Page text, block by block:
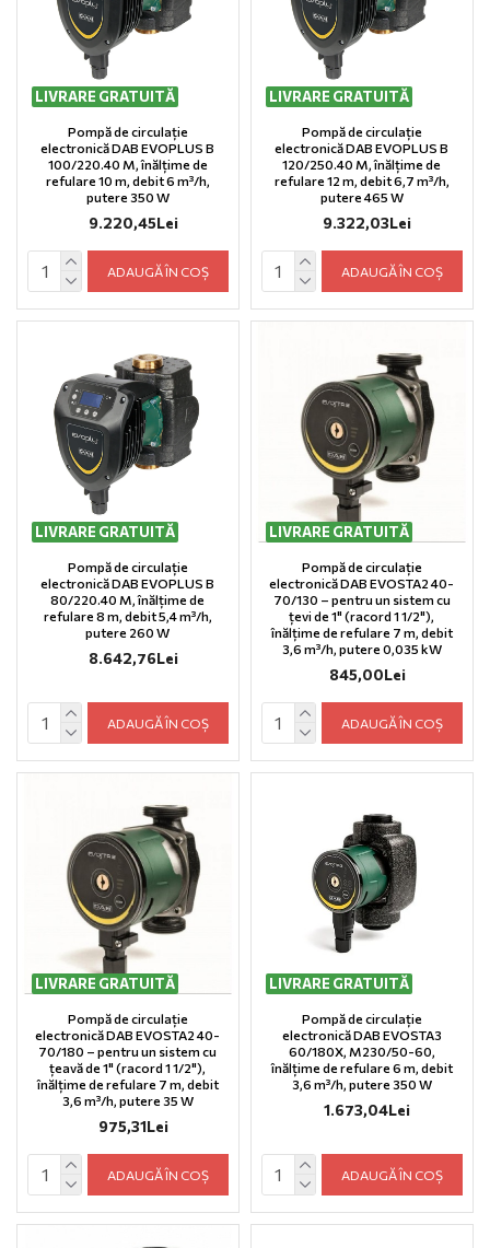
LIVRARE GRATUITĂ
Pompă de circulație
electronică DAB EVOPLUS B
100/220.40 M, înălțime de
refulare 10 m, debit 6 m³/h,
putere 350 W
9.220,45Lei
ADAUGĂ ÎN COȘ
LIVRARE GRATUITĂ
Pompă de circulație
electronică DAB EVOPLUS B
120/250.40 M, înălțime de
refulare 12 m, debit 6,7 m³/h,
putere 465 W
9.322,03Lei
ADAUGĂ ÎN COȘ
LIVRARE GRATUITĂ
Pompă de circulație
electronică DAB EVOPLUS B
80/220.40 M, înălțime de
refulare 8 m, debit 5,4 m³/h,
putere 260 W
8.642,76Lei
ADAUGĂ ÎN COȘ
LIVRARE GRATUITĂ
Pompă de circulație
electronică DAB EVOSTA2 40-
70/130 – pentru un sistem cu
țevi de 1" (racord 1 1/2"),
înălțime de refulare 7 m, debit
3,6 m³/h, putere 0,035 kW
845,00Lei
ADAUGĂ ÎN COȘ
LIVRARE GRATUITĂ
Pompă de circulație
electronică DAB EVOSTA2 40-
70/180 – pentru un sistem cu
țeavă de 1" (racord 1 1/2"),
înălțime de refulare 7 m, debit
3,6 m³/h, putere 35 W
975,31Lei
ADAUGĂ ÎN COȘ
LIVRARE GRATUITĂ
Pompă de circulație
electronică DAB EVOSTA3
60/180X, M230/50-60,
înălțime de refulare 6 m, debit
3,6 m³/h, putere 350 W
1.673,04Lei
ADAUGĂ ÎN COȘ